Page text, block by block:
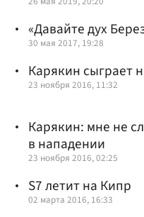
«Давайте дух
30 мая 2017, 19:28
Карякин сыграет
23 ноября 2016, 11:32
Карякин: мне не
в нападении
23 ноября 2016, 02:25
S7 летит на Кипр
02 марта 2016, 16:33